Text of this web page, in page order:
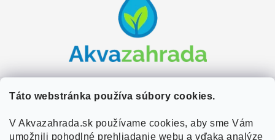
Táto webstránka používa súbory cookies.
V Akvazahrada.sk používame cookies, aby sme Vám
umožnili pohodlné prehliadanie webu a vďaka analýze
e
Zákaznícky servis
Užitočné informácie